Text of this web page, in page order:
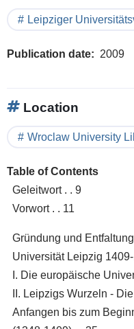
Leipziger
Publication date 2009
Location
Wroclaw University
Table of Contents
Geleitwort . . 9
Vorwort . . 11
Gründung und
Universität Leipzig
I. Die europäische
II. Leipzigs Wurzeln -
Anfangen bis zum